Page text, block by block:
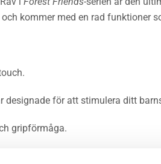
kommer med en rad funktioner
designade för att stimulera ditt
gripförmåga.